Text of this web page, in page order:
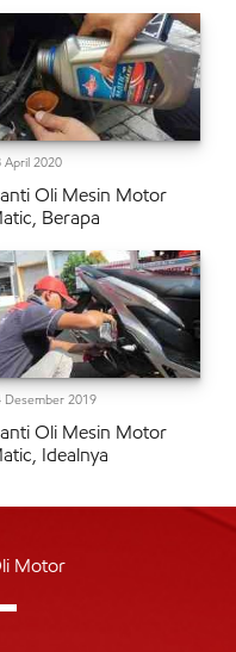
April 2020
Oli Mesin Motor
Berapa
Desember 2019
Oli Mesin Motor
Idealnya
Motor